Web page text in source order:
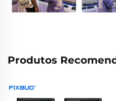
Produtos